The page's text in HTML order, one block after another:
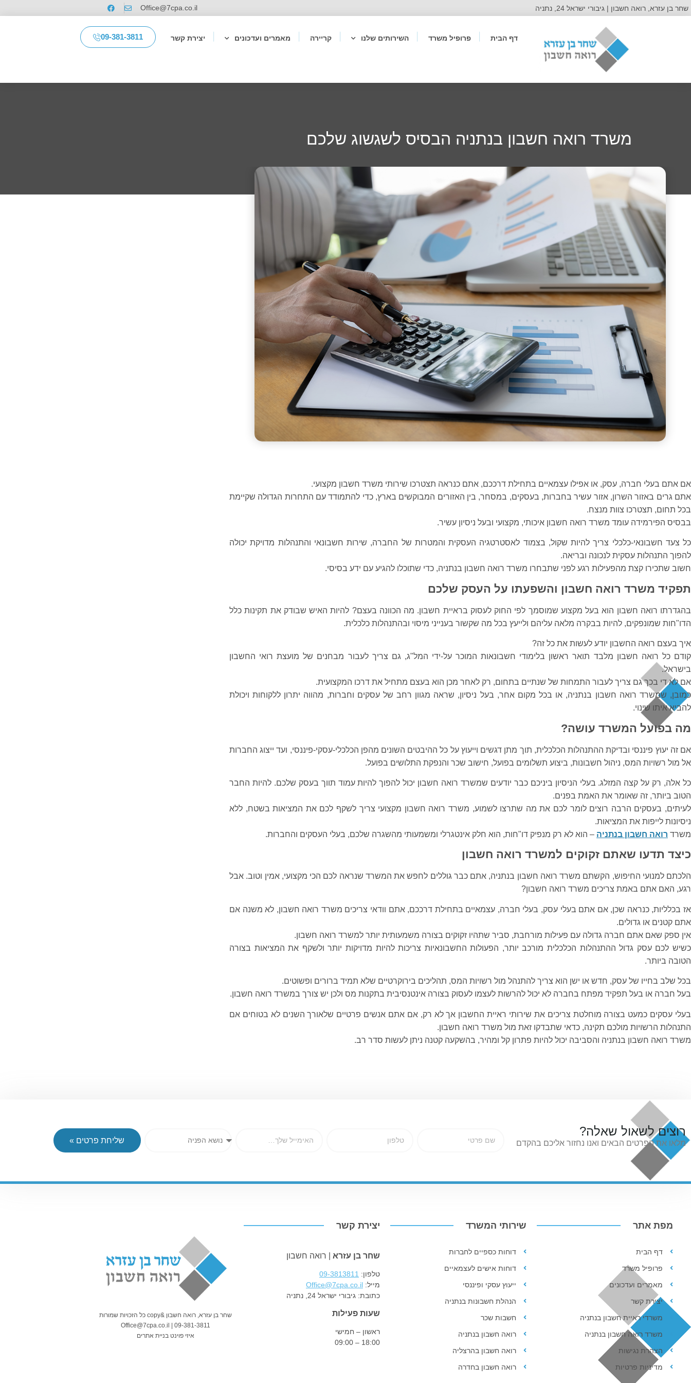
שחר בן עזרא, רואה חשבון | גיבורי ישראל 24, נתניה Office@7cpa.co.il
דף הבית פרופיל משרד השירותים שלנו קריירה מאמרים ועדכונים יצירת קשר 09-381-3811
משרד רואה חשבון בנתניה הבסיס לשגשוג שלכם
אם אתם בעלי חברה, עסק, או אפילו עצמאיים בתחילת דרככם, אתם כנראה תצטרכו שירותי משרד חשבון מקצועי.
אתם גרים באזור השרון, אזור עשיר בחברות, בעסקים, במסחר, בין האזורים המבוקשים בארץ, כדי להתמודד עם התחרות הגדולה שקיימת
בכל תחום, תצטרכו צוות מנצח.
בבסיס הפירמידה עומד משרד רואה חשבון איכותי, מקצועי ובעל ניסיון עשיר.
כל צעד חשבונאי-כלכלי צריך להיות שקול, בצמוד לאסטרטגיה העסקית והמטרות של החברה, שירות חשבונאי והתנהלות מדויקת יכולה
להפוך התנהלות עסקית לנכונה ובריאה.
חשוב שתכירו קצת מהפעילות רגע לפני שתבחרו משרד רואה חשבון בנתניה, כדי שתוכלו להגיע עם ידע בסיסי.
תפקיד משרד רואה חשבון והשפעתו על העסק שלכם
בהגדרתו רואה חשבון הוא בעל מקצוע שמוסמך לפי החוק לעסוק בראיית חשבון. מה הכוונה בעצם? להיות האיש שבודק את תקינות כלל
הדו"חות שמונפקים, להיות בבקרה מלאה עליהם ולייעץ בכל מה שקשור בענייני מיסוי ובהתנהלות כלכלית.
איך בעצם רואה החשבון יודע לעשות את כל זה?
קודם כל רואה חשבון מלבד תואר ראשון בלימודי חשבונאות המוכר על-ידי המל"ג, גם צריך לעבור מבחנים של מועצת רואי החשבון
בישראל.
אם לא די בכך גם צריך לעבור התמחות של שנתיים בתחום, רק לאחר מכן הוא בעצם מתחיל את דרכו המקצועית.
כמובן, שמשרד רואה חשבון בנתניה, או בכל מקום אחר, בעל ניסיון, שראה מגוון רחב של עסקים וחברות, מהווה יתרון ללקוחות ויכולת
להביא איתו שינוי.
מה בפועל המשרד עושה?
אם זה יעוץ פיננסי ובדיקת ההתנהלות הכלכלית, תוך מתן דגשים וייעוץ על כל ההיבטים השונים מהפן הכלכלי-עסקי-פיננסי, ועד ייצוג החברות
אל מול רשויות המס, ניהול חשבונות, ביצוע תשלומים בפועל, חישוב שכר והנפקת התלושים בפועל.
כל אלה, רק על קצה המזלג. בעלי הניסיון ביניכם כבר יודעים שמשרד רואה חשבון יכול להפוך להיות עמוד תווך בעסק שלכם. להיות החבר
הטוב ביותר, זה שאומר את האמת בפנים.
לעיתים, בעסקים הרבה רוצים לומר לכם את מה שתרצו לשמוע, משרד רואה חשבון מקצועי צריך לשקף לכם את המציאות בשטח, ללא
ניסיונות לייפות את המציאות.
משרד רואה חשבון בנתניה – הוא לא רק מנפיק דו"חות, הוא חלק אינטגרלי ומשמעותי מהשגרה שלכם, בעלי העסקים והחברות.
כיצד תדעו שאתם זקוקים למשרד רואה חשבון
הלכתם למנועי החיפוש, הקשתם משרד רואה חשבון בנתניה, אתם כבר גוללים לחפש את המשרד שנראה לכם הכי מקצועי, אמין וטוב. אבל
רגע, האם אתם באמת צריכים משרד רואה חשבון?
אז בכלליות, כנראה שכן, אם אתם בעלי עסק, בעלי חברה, עצמאיים בתחילת דרככם, אתם וודאי צריכים משרד רואה חשבון, לא משנה אם
אתם קטנים או גדולים.
אין ספק שאם אתם חברה גדולה עם פעילות מורחבת, סביר שתהיו זקוקים בצורה משמעותית יותר למשרד רואה חשבון.
כשיש לכם עסק גדול ההתנהלות הכלכלית מורכב יותר, הפעולות החשבונאיות צריכות להיות מדויקות יותר ולשקף את המציאות בצורה
הטובה ביותר.
בכל שלב בחייו של עסק, חדש או ישן הוא צריך להתנהל מול רשויות המס, תהליכים בירוקרטיים שלא תמיד ברורים ופשוטים.
בעל חברה או בעל תפקיד מפתח בחברה לא יכול להרשות לעצמו לעסוק בצורה אינטנסיבית בתקנות מס ולכן יש צורך במשרד רואה חשבון.
בעלי עסקים כמעט בצורה מוחלטת צריכים את שירותי ראיית החשבון אך לא רק, אם אתם אנשים פרטיים שלאורך השנים לא בטוחים אם
התנהלות הרשויות מולכם תקינה, כדאי שתבדקו זאת מול משרד רואה חשבון.
משרד רואה חשבון בנתניה והסביבה יכול להיות פתרון קל ומהיר, בהשקעה קטנה ניתן לעשות סדר רב.
רוצים לשאול שאלה?
מלאו את הפרטים הבאים ואנו נחזור אליכם בהקדם שליחת פרטים »
מפת אתר
דף הבית
פרופיל משרד
מאמרים ועדכונים
יצירת קשר
משרדי ראיית חשבון בנתניה
משרד רואה חשבון בנתניה
הצהרת נגישות
מדיניות פרטיות
שירותי המשרד
דוחות כספיים לחברות
דוחות אישים לעצמאיים
ייעוץ עסקי ופיננסי
הנהלת חשבונות בנתניה
חשבות שכר
רואה חשבון בנתניה
רואה חשבון בהרצליה
רואה חשבון בחדרה
יצירת קשר
שחר בן עזרא | רואה חשבון
טלפון: 09-3813811
מייל: Office@7cpa.co.il
כתובת: גיבורי ישראל 24, נתניה
שעות פעילות
ראשון – חמישי
18:00 – 09:00
שחר בן עזרא, רואה חשבון &copy כל הזכויות שמורות
Office@7cpa.co.il | 09-381-3811
איזי פוינט בניית אתרים